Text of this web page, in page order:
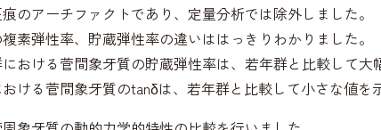
のアーチファクトであり、定量分析では除外しました。
素弾性率、貯蔵弾性率の違いははっきりわかりました。
おける菅間象牙質の貯蔵弾性率は、若年群と比較して大
ける菅間象牙質のtanδは、若年群と比較して小さな値を